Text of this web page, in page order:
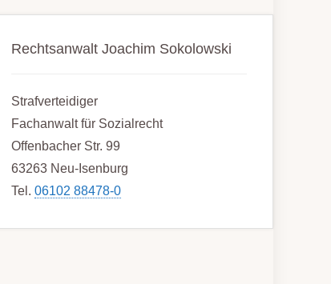
Rechtsanwalt Joachim Sokolowski
Strafverteidiger
Fachanwalt für Sozialrecht
Offenbacher Str. 99
63263 Neu-Isenburg
Tel. 06102 88478-0